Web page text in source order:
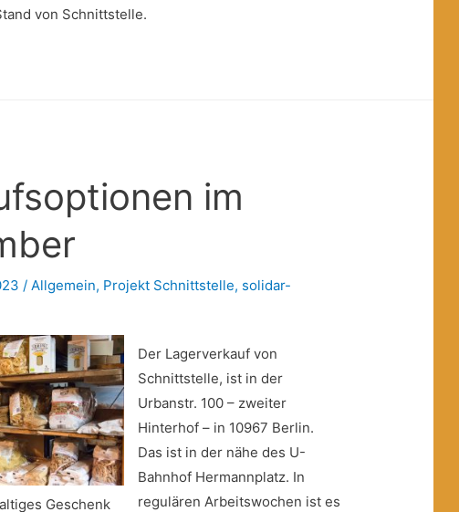
von Schnittstelle.
im
/Allgemein, Projekt Schnittstelle, solidar-
Geschenk
Der Lagerverkauf von
Schnittstelle, ist in der
Urbanstr. 100 – zweiter
Hinterhof – in 10967 Berlin.
Das ist in der nähe des U-
Bahnhof Hermannplatz. In
regulären Arbeitswochen ist es